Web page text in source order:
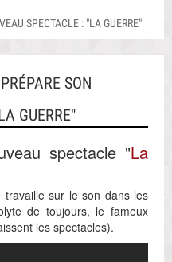
SPECTACLE : "LA GUERRE"
SON
GUERRE"
spectacle "La
sur le son dans les
de toujours, le fameux
les spectacles).